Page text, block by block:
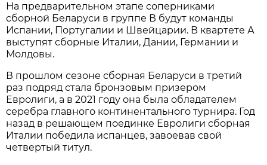
На предварительном этапе соперниками
сборной Беларуси в группе В будут команды
Испании, Португалии и Швейцарии. В квартете А
выступят сборные Италии, Дании, Германии и
Молдовы.
В прошлом сезоне сборная Беларуси в третий
раз подряд стала бронзовым призером
Евролиги, а в 2021 году она была обладателем
серебра главного континентального турнира. Год
назад в решающем поединке Евролиги сборная
Италии победила испанцев, завоевав свой
четвертый титул.